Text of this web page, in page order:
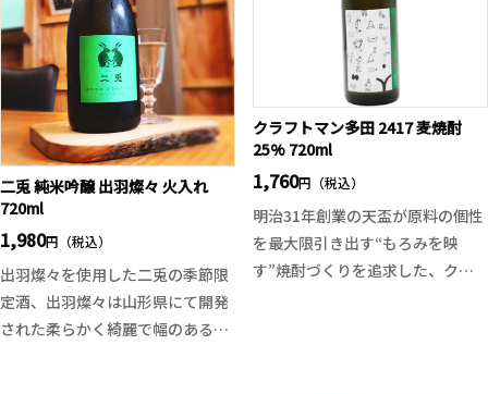
ボタニカルの香りに、樽由来の柔
らかなバニラとスパイスが重な
り、ジンの枠を超えた奥行きを生
み出しています。
ジンファンはもちろん、ウイスキ
ー愛好家にもおすすめの一本。ス
トレートではシルクのような口当
たりとアロマの余韻を、ロックで
はオレンジピールやシトラスの香
ております。
二兎 純米吟醸 出羽燦々 火入れ
720ml
1,980円（税込）
出羽燦々を使用した二兎の季節限
定酒、出羽燦々は山形県にて開発
された柔らかく綺麗で幅のある酒
クラフトマン多田 2417 麦焼酎
25% 720ml
1,760円（税込）
明治31年創業の天盃が原料の個性
を最大限引き出す“もろみを映
す”焼酎づくりを追求した、クラ